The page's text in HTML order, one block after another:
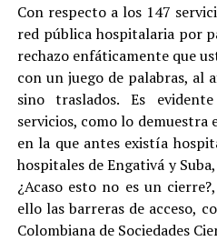
Con respecto a los 147
red pública hospitalaria por
rechazo enfáticamente que
con un juego de palabras, al
sino traslados. Es
servicios, como lo demuestra
en la que antes existía
hospitales de Engativá y
¿Acaso esto no es un
ello las barreras de acceso,
Colombiana de Sociedades